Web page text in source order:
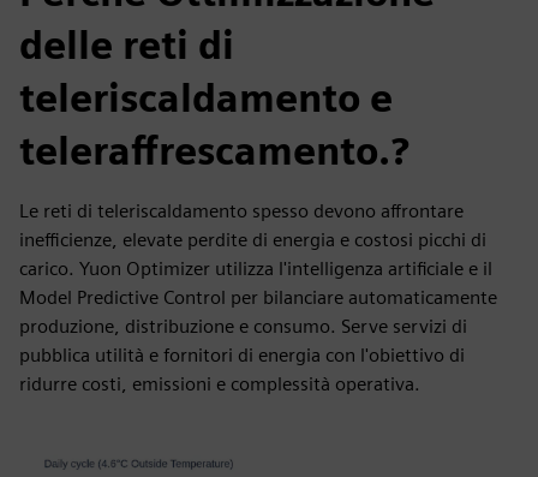
delle reti di
teleriscaldamento e
teleraffrescamento.?
Le reti di teleriscaldamento spesso devono affrontare
inefficienze, elevate perdite di energia e costosi picchi di
carico. Yuon Optimizer utilizza l'intelligenza artificiale e il
Model Predictive Control per bilanciare automaticamente
produzione, distribuzione e consumo. Serve servizi di
pubblica utilità e fornitori di energia con l'obiettivo di
ridurre costi, emissioni e complessità operativa.